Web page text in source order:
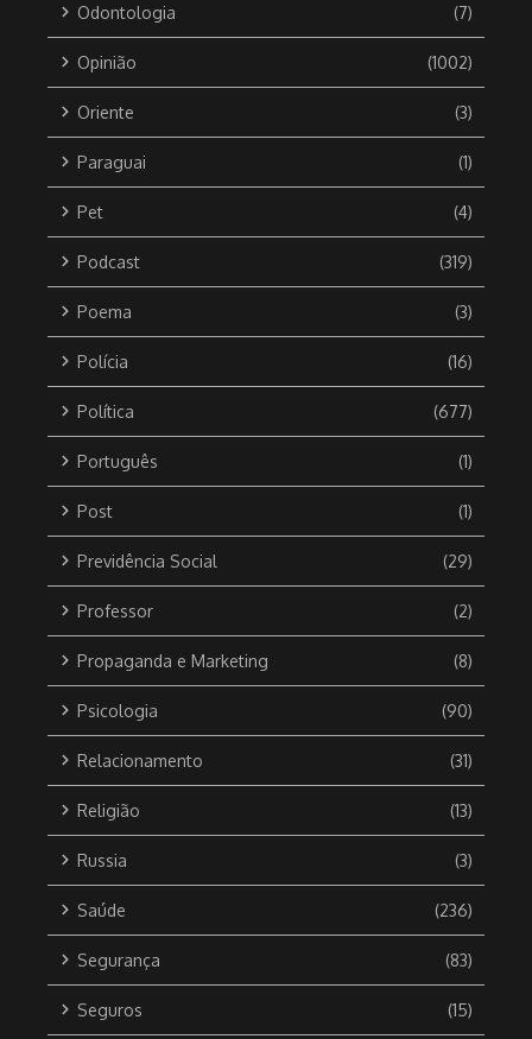
Odontologia (7)
Opinião (1002)
Oriente (3)
Paraguai (1)
Pet (4)
Podcast (319)
Poema (3)
Polícia (16)
Política (677)
Português (1)
Post (1)
Previdência Social (29)
Professor (2)
Propaganda e Marketing (8)
Psicologia (90)
Relacionamento (31)
Religião (13)
Russia (3)
Saúde (236)
Segurança (83)
Seguros (15)